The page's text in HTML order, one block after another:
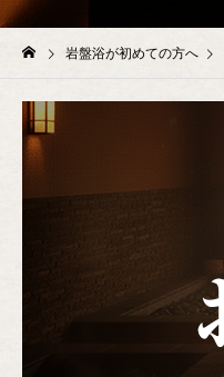
岩盤浴が初めての方へ